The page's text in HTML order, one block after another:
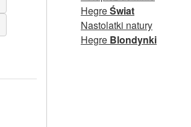
HegreŚwiat
Nastolatki natury
Hegre Blondynki